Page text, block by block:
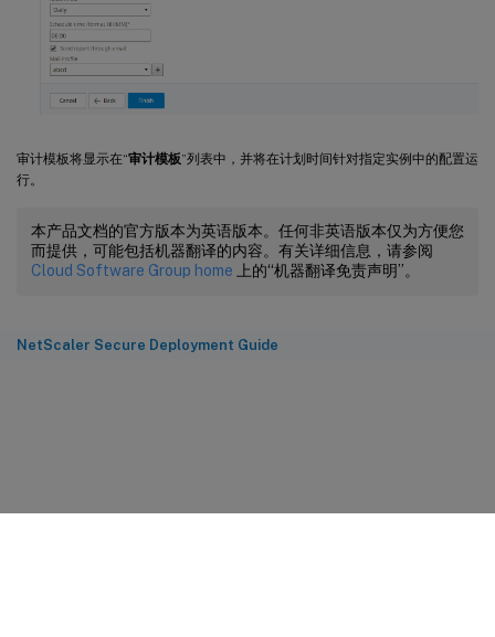
审计模板将显示在“审计模板”列表中，并将在计划时间针对指定实例中的配置运
行。
本产品文档的官方版本为英语版本。任何非英语版本仅为方便您
而提供，可能包括机器翻译的内容。有关详细信息，请参阅
Cloud Software Group home 上的“机器翻译免责声明”。
NetScaler Secure Deployment Guide